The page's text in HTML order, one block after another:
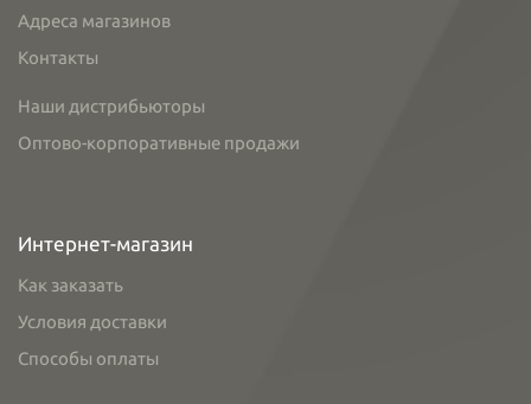
Адреса магазинов
Контакты
Наши дистрибьюторы
Оптово-корпоративные продажи
Интернет-магазин
Как заказать
Условия доставки
Способы оплаты